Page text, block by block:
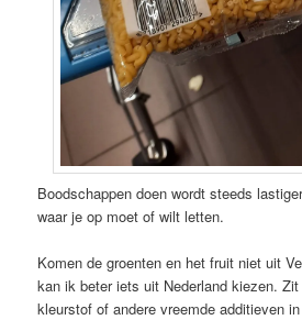
Boodschappen doen wordt steeds
waar je op moet of wilt letten.
Komen de groenten en het fruit niet uit
kan ik beter iets uit Nederland kiezen.
kleurstof of andere vreemde additieven